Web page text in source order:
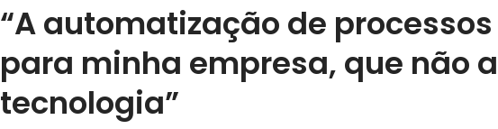
“A automatização de
para minha empresa, que não
tecnologia”